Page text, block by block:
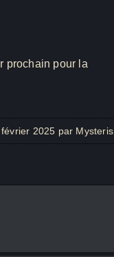
prochain pour la
2025 par Mysteris